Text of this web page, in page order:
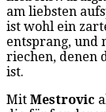
am liebsten
ist wohl ein
entsprang, und
riechen, denen
ist.
Mit Mestrovic